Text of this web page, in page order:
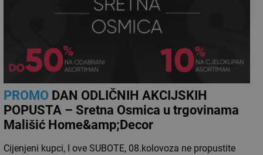
PROMODAN ODLIČNIH AKCIJSKIH
POPUSTA – Sretna Osmica u trgovinama
Mališić Home&amp;Decor
Cijenjeni kupci, I ove SUBOTE, 08.kolovoza ne propustite